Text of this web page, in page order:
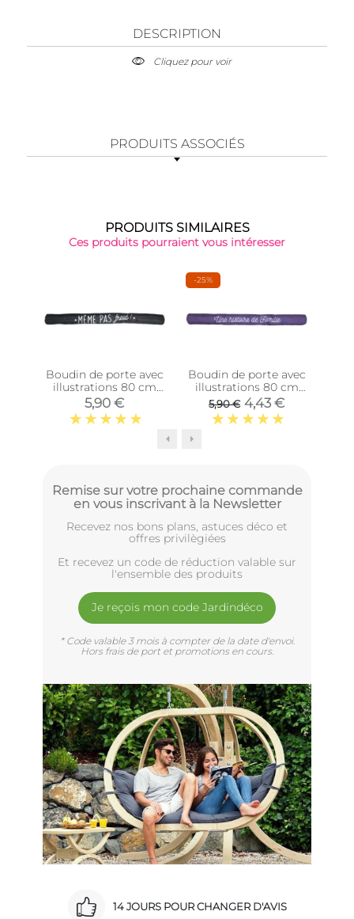
DESCRIPTION
Cliquez pour voir
PRODUITS ASSOCIÉS
PRODUITS SIMILAIRES
Ces produits pourraient vous intéresser
Boudin de porte avec
illustrations 80 cm
(Noir avec citation)
5,90 €
-25%
Boudin de porte avec
illustrations 80 cm
(Violet avec citation)
5,90 € 4,43 €
Remise sur votre prochaine commande
en vous inscrivant à la Newsletter
Recevez nos bons plans, astuces déco et
offres privilègiées
Et recevez un code de réduction valable sur
l'ensemble des produits
Je reçois mon code Jardindéco
* Code valable 3 mois à compter de la date d'envoi.
Hors frais de port et promotions en cours.
14 JOURS POUR CHANGER D'AVIS